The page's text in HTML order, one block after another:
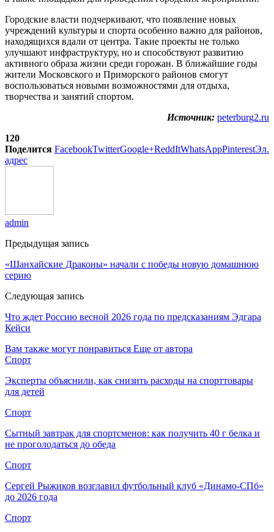
Городские власти подчеркивают, что появление новых
учреждений культуры и спорта особенно важно для районов,
находящихся вдали от центра. Такие проекты не только
улучшают инфраструктуру, но и способствуют развитию
активного образа жизни среди горожан. В ближайшие годы
жители Московского и Приморского районов смогут
воспользоваться новыми возможностями для отдыха,
творчества и занятий спортом.
Источник: peterburg2.ru
120
Поделится FacebookTwitterGoogle+ReddItWhatsAppPinterestЭл.
адрес
admin
Предыдущая запись
«Шанхайские Драконы» начали с победы новую домашнюю
серию
Следующая запись
Что ждет Россию весной 2026 года по предсказаниям Эдгара
Кейси
Вам также могут понравиться Еще от автора
Спорт
Эксперты объяснили, как снизить расходы на спорттовары
для детей
Спорт
Сытный завтрак для спортсменов: как получить 40 г белка и
не проголодаться до обеда
Спорт
Сергей Рыжиков возглавил футбольный клуб «Динамо-СПб»
до 2026 года
Спорт